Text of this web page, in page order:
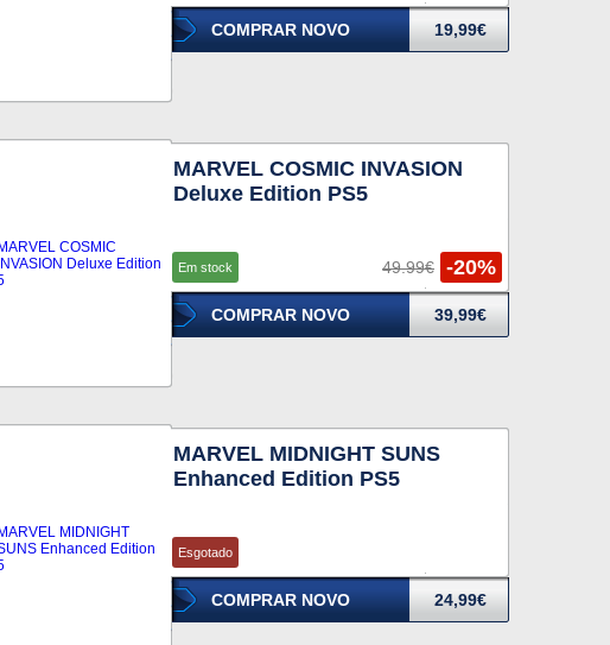
COMPRAR NOVO 19,99€
MARVEL COSMIC INVASION
Deluxe Edition PS5
Em stock 49.99€ -20%
COMPRAR NOVO 39,99€
MARVEL MIDNIGHT SUNS
Enhanced Edition PS5
Esgotado
COMPRAR NOVO 24,99€